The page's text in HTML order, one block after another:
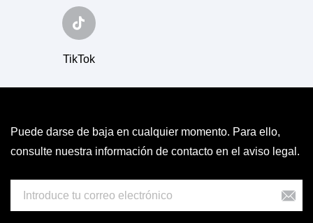
TikTok
Puede darse de baja en cualquier momento. Para ello,
consulte nuestra información de contacto en el aviso legal.